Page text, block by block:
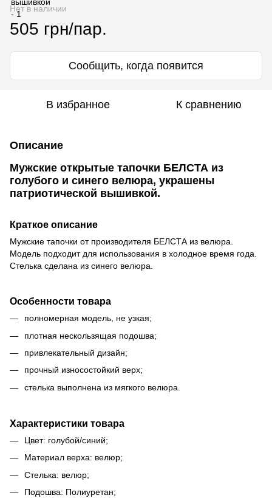
Нет в наличии
505 грн/пар.
Сообщить, когда появится
В избранное К сравнению
Описание
Мужские открытые тапочки БЕЛСТА из
голубого и синего велюра, украшены
патриотической вышивкой.
Краткое описание
Мужские тапочки от производителя БЕЛСТА из велюра.
Модель подходит для использования в холодное время года.
Стелька сделана из синего велюра.
Особенности товара
полномерная модель, не узкая;
плотная нескользящая подошва;
привлекательный дизайн;
прочный износостойкий верх;
стелька выполнена из мягкого велюра.
Характеристики товара
Цвет: голубой/синий;
Материал верха: велюр;
Стелька: велюр;
Подошва: Полиуретан;